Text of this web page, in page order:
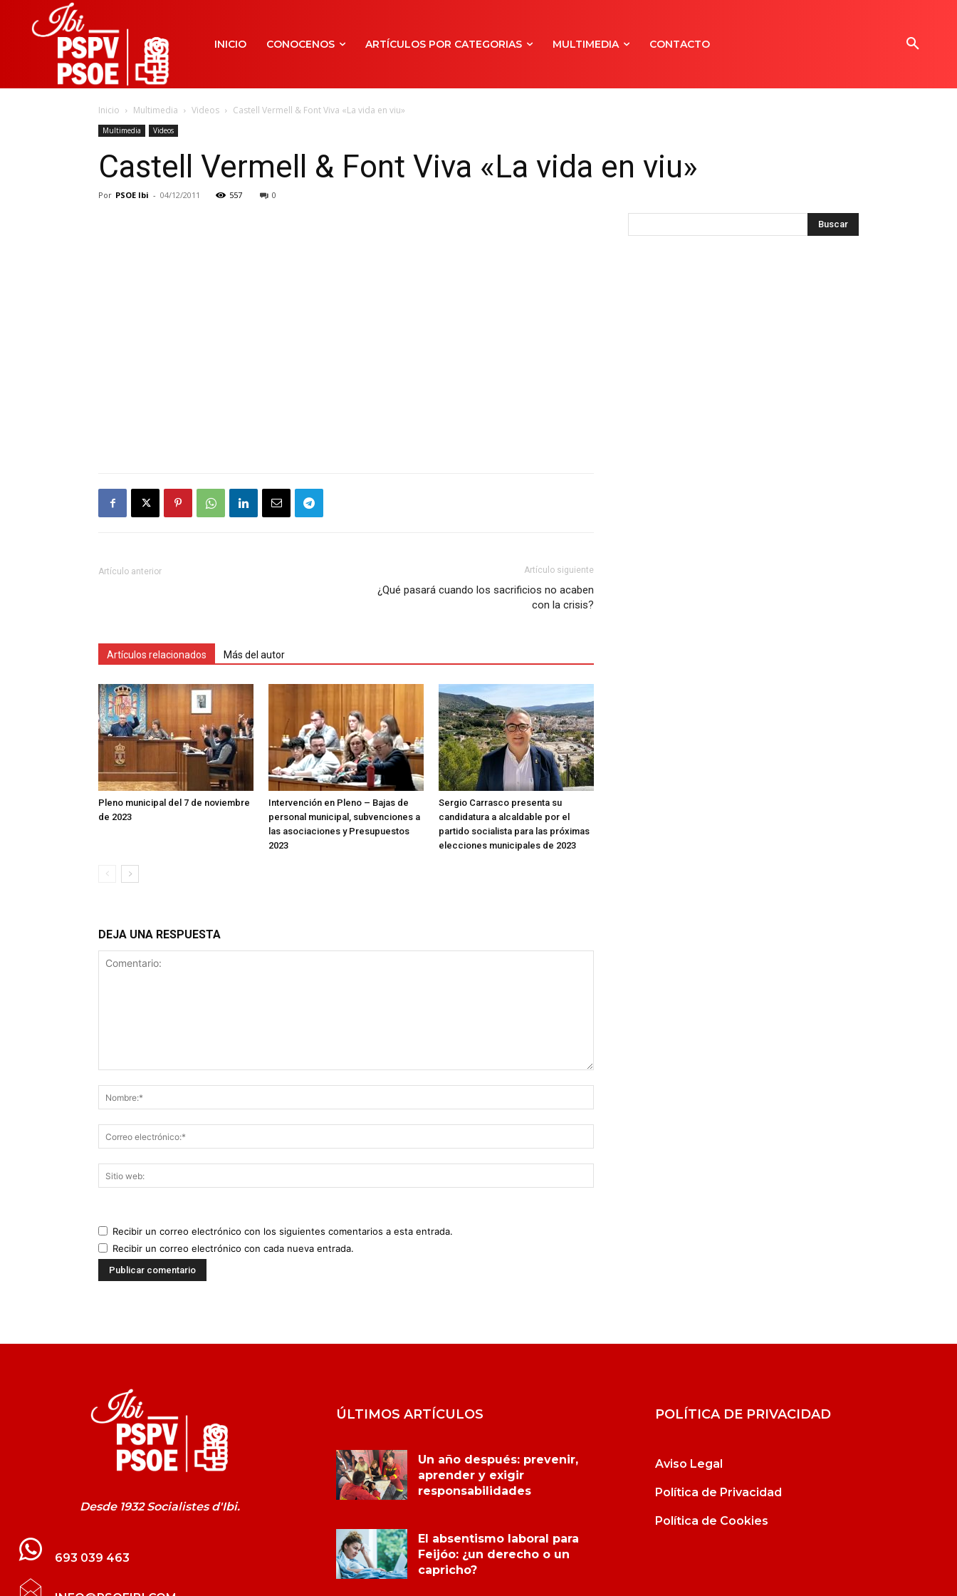
INICIO CONOCENOS ARTÍCULOS POR CATEGORIAS MULTIMEDIA CONTACTO
Inicio Multimedia Videos Castell Vermell & Font Viva «La vida en viu»
Multimedia Videos
Castell Vermell & Font Viva «La vida en viu»
Por PSOE Ibi - 04/12/2011 557 0
Artículo anterior Artículo siguiente
¿Qué pasará cuando los sacrificios no acaben
con la crisis?
Artículos relacionados Más del autor
Pleno municipal del 7 de noviembre
de 2023
Intervención en Pleno – Bajas de
personal municipal, subvenciones a
las asociaciones y Presupuestos
2023
Sergio Carrasco presenta su
candidatura a alcaldable por el
partido socialista para las próximas
elecciones municipales de 2023
DEJA UNA RESPUESTA
Recibir un correo electrónico con los siguientes comentarios a esta entrada.
Recibir un correo electrónico con cada nueva entrada.
Desde 1932 Socialistes d'Ibi.
693 039 463
ÚLTIMOS ARTÍCULOS
Un año después: prevenir,
aprender y exigir
responsabilidades
El absentismo laboral para
Feijóo: ¿un derecho o un
capricho?
POLÍTICA DE PRIVACIDAD
Aviso Legal
Política de Privacidad
Política de Cookies